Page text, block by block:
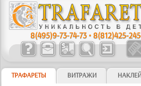
8(495)9-73-74-73 •8(812)425-
ТРАФАРЕТЫ ВИТРАЖИ